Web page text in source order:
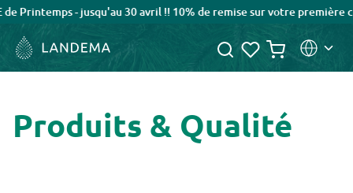
Printemps - jusqu'au 30 avril !! 10% de remise sur votre première
Produits & Qualité